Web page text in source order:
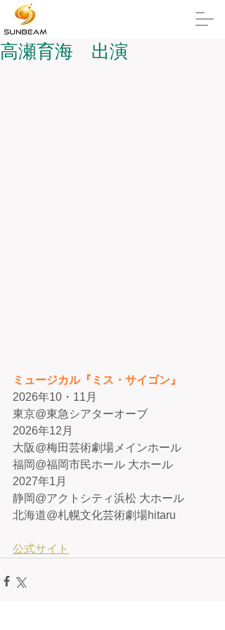
高瀬育海 出演
ミュージカル『ミス・サイゴン』
2026年10・11月
東京@東急シアターオーブ
2026年12月
大阪@梅田芸術劇場メインホール
福岡@福岡市民ホール 大ホール
2027年1月
静岡@アクトシティ浜松 大ホール
北海道@札幌文化芸術劇場hitaru
公式サイト